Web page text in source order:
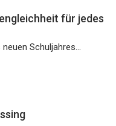
für jedes
Schuljahres...